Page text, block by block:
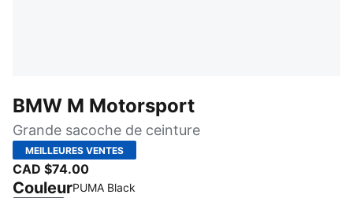
BMW M Motorsport
Grande sacoche de ceinture
MEILLEURES VENTES
CAD $74.00
CouleurPUMA Black